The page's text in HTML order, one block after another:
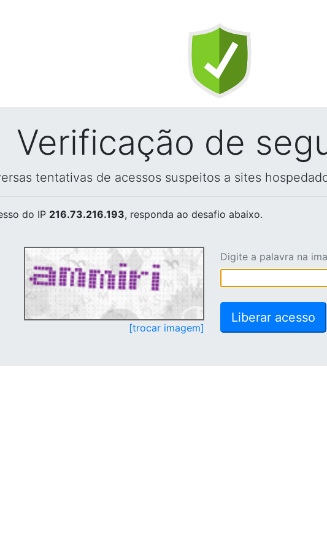
Verificação de
tentativas de acessos suspeitos a sites
do IP 216.73.216.193, responda ao desafio abaixo.
[trocar imagem]
Digite a palavra na